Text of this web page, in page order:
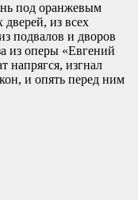
под оранжевым
дверей, из всех
подвалов и дворов
из оперы «Евгений
напрягся, изгнал
и опять перед ним